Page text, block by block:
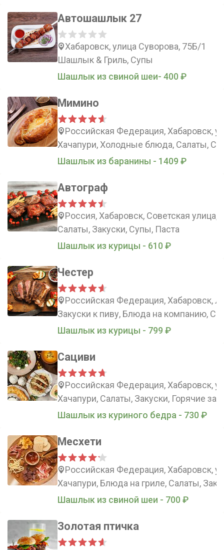
Автошашлык 27
Хабаровск, улица Суворова, 75Б/1
Шашлык & Гриль, Супы
Шашлык из свиной шеи- 400 ₽
Мимино
Российская Федерация, Хабаровск,
Хачапури, Холодные блюда, Салаты,
Шашлык из баранины - 1409 ₽
Автограф
Россия, Хабаровск, Советская улица,
Салаты, Закуски, Супы, Паста
Шашлык из курицы - 610 ₽
Честер
Российская Федерация, Хабаровск,
Закуски к пиву, Блюда на компанию,
Шашлык из курицы - 799 ₽
Сациви
Российская Федерация, Хабаровск,
Хачапури, Салаты, Закуски, Горячие
Шашлык из куриного бедра - 730 ₽
Месхети
Российская Федерация, Хабаровск,
Хачапури, Блюда на гриле, Салаты,
Шашлык из cвинoй шеи - 700 ₽
Золотая птичка